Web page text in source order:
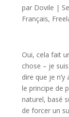
par Dovile |
Français,
Oui, cela fait
chose – je
dire que je n’y
le principe de
naturel, basé
de forcer un